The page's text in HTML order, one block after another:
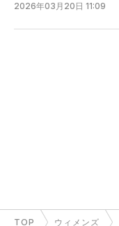
2026年03月20日 11:09
TOP ウィメンズ